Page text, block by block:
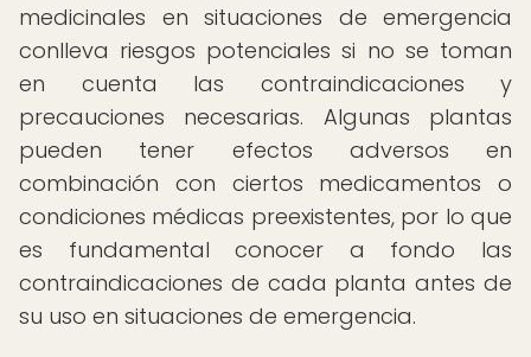
medicinales en situaciones de emergencia
conlleva riesgos potenciales si no se toman
en cuenta las contraindicaciones y
precauciones necesarias. Algunas plantas
pueden tener efectos adversos en
combinación con ciertos medicamentos o
condiciones médicas preexistentes, por lo que
es fundamental conocer a fondo las
contraindicaciones de cada planta antes de
su uso en situaciones de emergencia.